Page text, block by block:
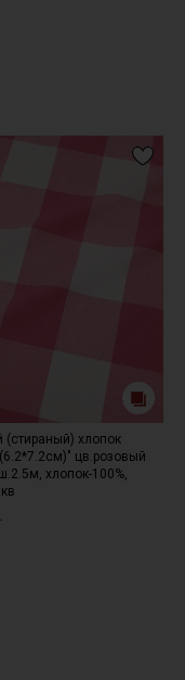
утюгом.
(стираный) хлопок
цв.розовый
хлопок-100%,